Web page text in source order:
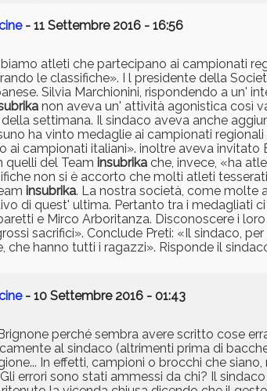
- 11 Settembre 2016 - 16:56
atleti che partecipano ai campionati
le classifiche». I l presidente della
Silvia Marchionini, rispondendo a un'
non aveva un' attività agonistica così
settimana. Il sindaco aveva anche
ha vinto medaglie ai campionati
ai campionati italiani». inoltre aveva
quelli del Team insubrika che, invece, «ha
non si è accorto che molti atleti
insubrika. La nostra società, come molte
di quest' ultima. Pertanto tra i medagliati
e Mirco Arboritanza. Disconoscere i
sacrifici». Conclude Preti: «Il sindaco,
che hanno tutti i ragazzi». Risponde il
- 10 Settembre 2016 - 01:43
perché sembra avere scritto cose
al sindaco (altrimenti prima di
In effetti, campioni o brocchi che
errori sono stati ammessi da chi? Il